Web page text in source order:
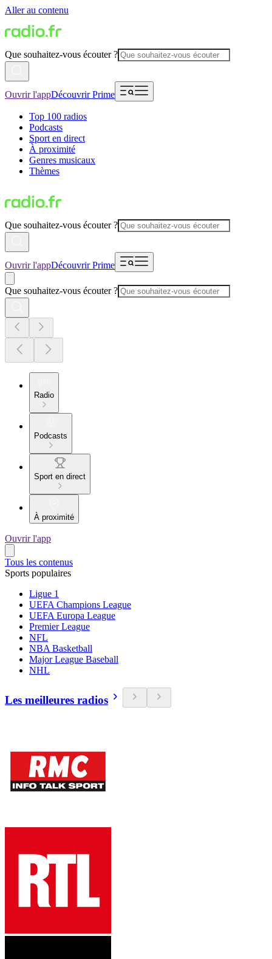
Aller au contenu
Que souhaitez-vous écouter ?
Ouvrir l'appDécouvrir Prime
Top 100 radios
Podcasts
Sport en direct
À proximité
Genres musicaux
Thèmes
Que souhaitez-vous écouter ?
Ouvrir l'appDécouvrir Prime
Que souhaitez-vous écouter ?
Radio
Podcasts
Sport en direct
À proximité
Ouvrir l'app
Tous les contenus
Sports populaires
Ligue 1
UEFA Champions League
UEFA Europa League
Premier League
NFL
NBA Basketball
Major League Baseball
NHL
Les meilleures radios